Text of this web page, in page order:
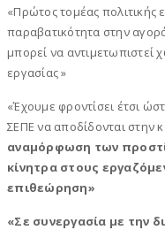
«Πρώτος τομέας πολιτικής
παραβατικότητα στην
μπορεί να αντιμετωπιστεί
εργασίας »
«Έχουμε φροντίσει έτσι
ΣΕΠΕ να αποδίδονται στην
αναμόρφωση των
κίνητρα στους
επιθεώρηση»
«Σε συνεργασία με την